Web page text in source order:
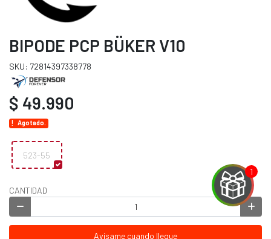
BIPODE PCP BÜKER V10
SKU: 72814397338778
$ 49.990
Agotado.
523-55
CANTIDAD
Avísame cuando llegue